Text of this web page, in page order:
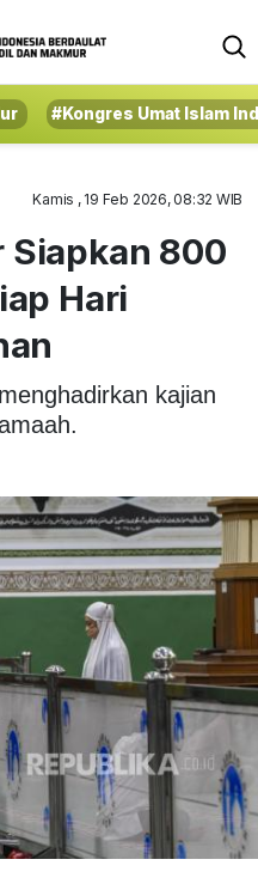
#Kongres Umat Islam
Kamis , 19 Feb 2026, 08:32 WIB
Siapkan 800
Hari
kajian